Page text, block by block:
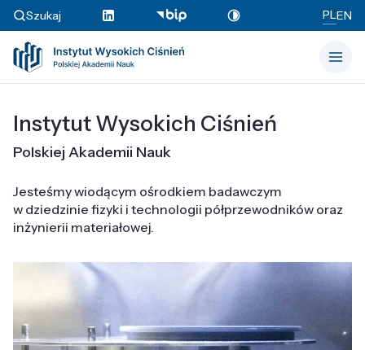
Szukaj PLEN
Instytut Wysokich Ciśnień
Polskiej Akademii Nauk
Jesteśmy wiodącym ośrodkiem badawczym
w dziedzinie fizyki i technologii półprzewodników oraz
inżynierii materiałowej.